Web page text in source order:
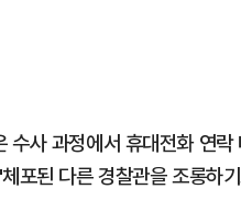
수사 과정에서 휴대전화 연
포된 다른 경찰관을 조롱하